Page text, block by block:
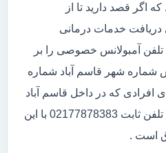
اگر قصد دارید تا از
خدمات درمانی
تلفن آمبولانس خصوصی را بر
پیش شماره شهر قاسم آباد شماره
افرادی که در داخل قاسم آباد
ساکن هستند و قصد دارند با تلفن ثابت 02177878383 با این
است .